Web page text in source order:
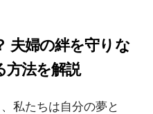
夫婦の絆を守りな
方法を解説
私たちは自分の夢と